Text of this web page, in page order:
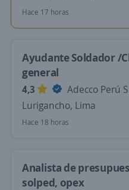
Hace 17 horas
Ayudante Soldador /
general
4,3
Adecco Perú
Lurigancho, Lima
Hace 18 horas
Analista de
solped, opex